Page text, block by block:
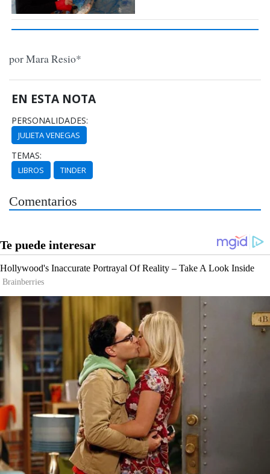
por Mara Resio*
EN ESTA NOTA
PERSONALIDADES:
JULIETA VENEGAS
TEMAS:
LIBROS TINDER
Comentarios